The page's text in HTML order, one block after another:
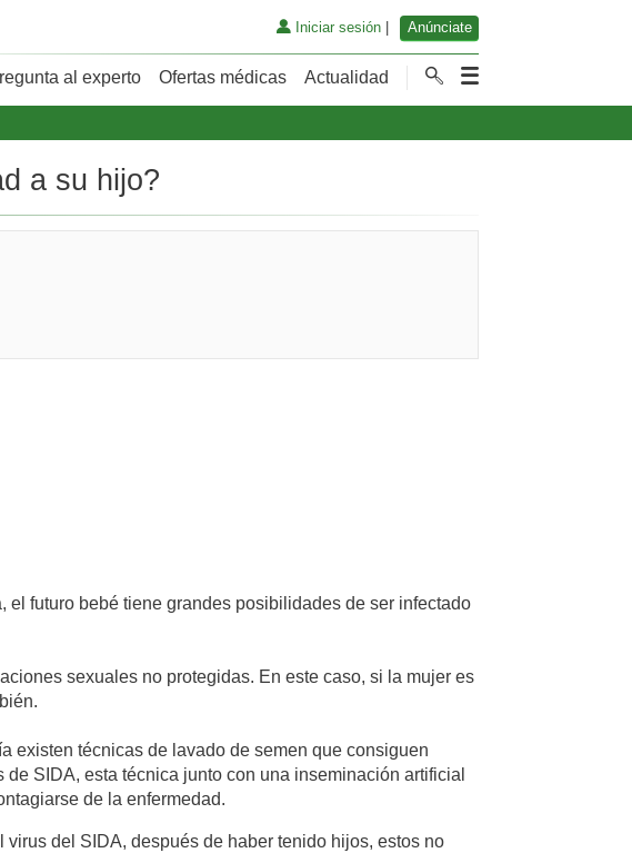
Iniciar sesión| Anúnciate
al experto Ofertas médicas Actualidad
a su hijo?
el futuro bebé tiene grandes posibilidades de ser infectado
sexuales no protegidas. En este caso, si la mujer es
existen técnicas de lavado de semen que consiguen
SIDA, esta técnica junto con una inseminación artificial
de la enfermedad.
del SIDA, después de haber tenido hijos, estos no